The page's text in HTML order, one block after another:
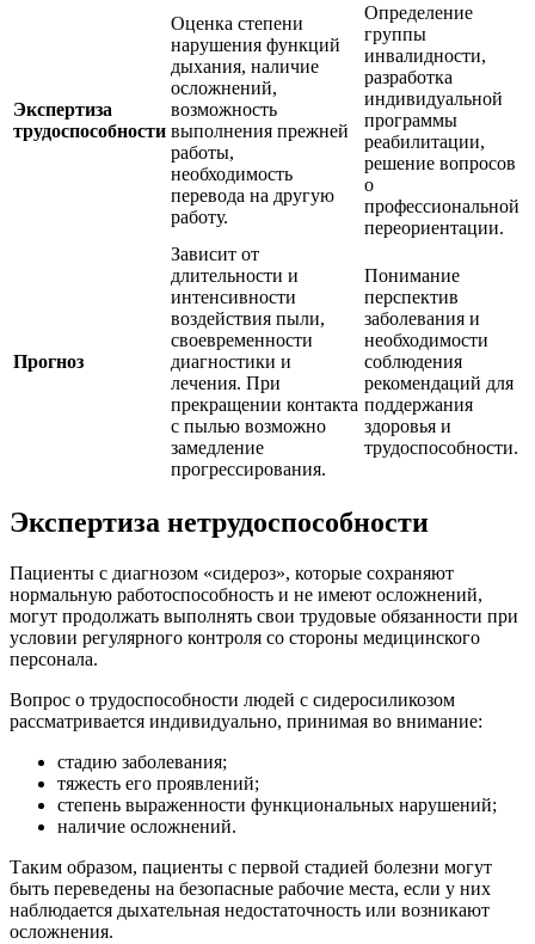
Экспертиза
трудоспособности
Оценка степени
нарушения функций
дыхания, наличие
осложнений,
возможность
выполнения прежней
работы,
необходимость
перевода на другую
работу.
Определение
группы
инвалидности,
разработка
индивидуальной
программы
реабилитации,
решение вопросов
о
профессиональной
переориентации.
Прогноз
Зависит от
длительности и
интенсивности
воздействия пыли,
своевременности
диагностики и
лечения. При
прекращении контакта
с пылью возможно
замедление
прогрессирования.
Понимание
перспектив
заболевания и
необходимости
соблюдения
рекомендаций для
поддержания
здоровья и
трудоспособности.
Экспертиза нетрудоспособности
Пациенты с диагнозом «сидероз», которые сохраняют
нормальную работоспособность и не имеют осложнений,
могут продолжать выполнять свои трудовые обязанности при
условии регулярного контроля со стороны медицинского
персонала.
Вопрос о трудоспособности людей с сидеросиликозом
рассматривается индивидуально, принимая во внимание:
стадию заболевания;
тяжесть его проявлений;
степень выраженности функциональных нарушений;
наличие осложнений.
Таким образом, пациенты с первой стадией болезни могут
быть переведены на безопасные рабочие места, если у них
наблюдается дыхательная недостаточность или возникают
осложнения.